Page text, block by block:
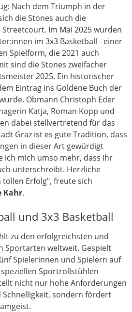
Nach dem Triumph in der
die Stones auch die
Im Mai 2025 wurden
im 3x3 Basketball - einer
Spielform, die 2021 auch
sind die Stones zweifacher
2025. Ein historischer
Eintrag ins Goldene Buch der
Obmann Christoph Eder
Katja, Roman Kopp und
dabei stellvertretend für das
Graz ist es gute Tradition, dass
in dieser Art gewürdigt
ich mich umso mehr, dass ihr
unterschreibt. Herzliche
Erfolg", freute sich
Kahr.
und 3x3 Basketball
zu den erfolgreichsten und
Sportarten weltweit. Gespielt
Spielerinnen und Spielern auf
Sportrollstühlen
nicht nur hohe Anforderungen
Schnelligkeit, sondern fördert